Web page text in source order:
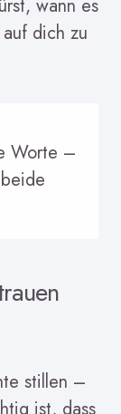
wann es
dich zu
Worte –
stillen –